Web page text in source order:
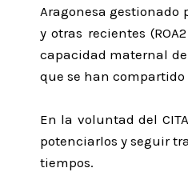
Aragonesa gestionado
y otras recientes
capacidad maternal
que se han
En la voluntad del
potenciarlos y seguir
tiempos.